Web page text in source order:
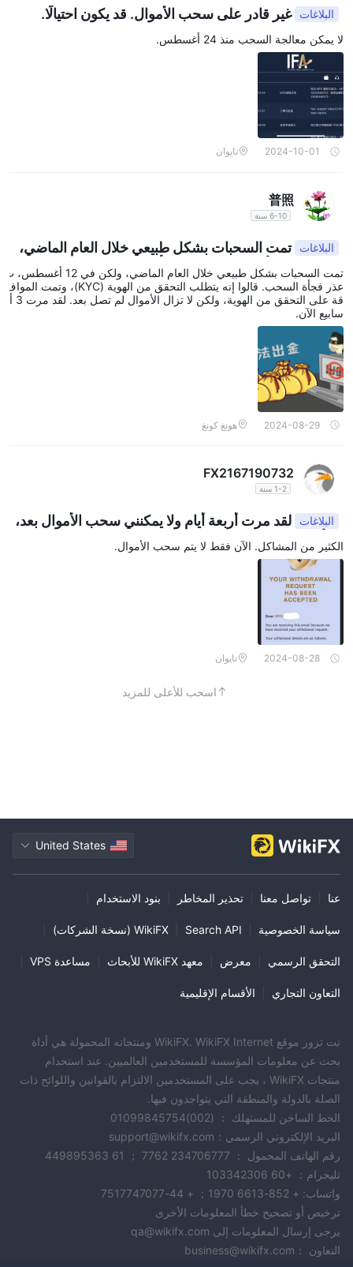
البلاغات غير قادر على سحب الأموال. قد يكون احتيالًا.
لا يمكن معالجة السحب منذ 24 أغسطس.
2024-10-01 تايوان
普照
6-10 سنة
البلاغات تمت السحبات بشكل طبيعي خلال العام الماضي،
ولكن في 12 أغسطس، تعذر فجأة السحب. قالوا إنه يتطلب
التحقق من الهوية (KYC)، وتمت الموافقة على التحقق من
الهوية، ولكن لا تزال الأموال لم تصل بعد. لقد مرت 3 أسابيع
الآن.
تمت السحبات بشكل طبيعي خلال العام الماضي، ولكن في 12 أغسطس، ت
عذر فجأة السحب. قالوا إنه يتطلب التحقق من الهوية (KYC)، وتمت المواف
قة على التحقق من الهوية، ولكن لا تزال الأموال لم تصل بعد. لقد مرت 3 أ
سابيع الآن.
2024-08-29 هونغ كونغ
FX2167190732
1-2 سنة
البلاغات
لقد مرت أربعة أيام ولا يمكنني سحب الأموال بعد،
ولا أعرف السبب. 🙄
الكثير من المشاكل. الآن فقط لا يتم سحب الأموال.
2024-08-28 تايوان
اسحب للأعلى للمزيد
United States
عنا تواصل معنا تحذير المخاطر بنود الاستخدام
سياسة الخصوصية Search API WikiFX (نسخة الشركات)
التحقق الرسمي معرض معهد WikiFX للأبحاث مساعدة VPS
التعاون التجاري الأقسام الإقليمية
نت تزور موقع WikiFX. WikiFX Internet ومنتجاته المحمولة هي أداة
بحث عن معلومات المؤسسة للمستخدمين العالميين. عند استخدام
منتجات WikiFX ، يجب على المستخدمين الالتزام بالقوانين واللوائح ذات
الصلة بالدولة والمنطقة التي يتواجدون فيها.
الخط الساخن للمستهلك ： (002)01099845754
البريد الإلكتروني الرسمي：support@wikifx.com
رقم الهاتف المحمول ： 234706777 7762 ； 61 449895363
تليجرام： +60 103342306
واتساب: + 852-6613 1970； + 44-7517747077
ترخيص أو تصحيح خطأ المعلومات الأخرى
يرجى إرسال المعلومات إلى qa@wikifx.com
التعاون ：business@wikifx.com